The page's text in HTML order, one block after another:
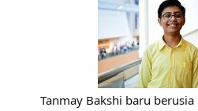
Tanmay Bakshi baru berusia